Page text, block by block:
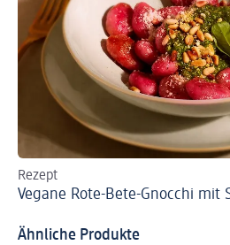
Rezept
Vegane Rote-Bete-Gnocchi mit
Ähnliche Produkte